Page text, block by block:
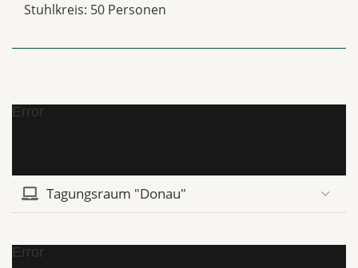
Stuhlkreis: 50 Personen
Error
Tagungsraum "Donau"
Error